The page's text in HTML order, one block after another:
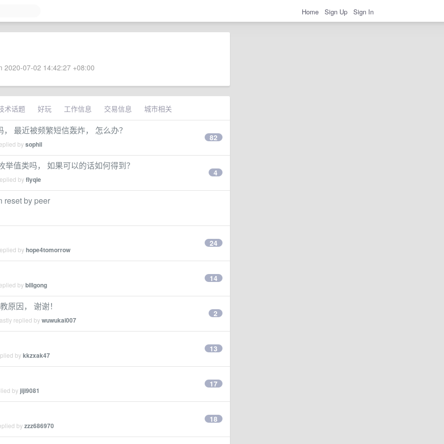
Home Sign Up Sign In
2020-07-02 14:42:27 +08:00
术话题 好玩 工作信息 交易信息 城市相关
最近被频繁短信轰炸， 怎么办？
bysophil
82
值类吗， 如果可以的话如何得到？
byflyqie
4
reset by peer
byhope4tomorrow
24
bybillgong
14
原因， 谢谢！
replied bywuwukai007
2
bykkzxak47
13
by jiji9081
17
byzzz686970
18